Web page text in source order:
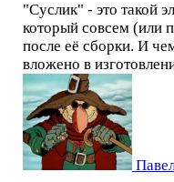
"Суслик" - это такой
который совсем (или
после её сборки. И
вложено в